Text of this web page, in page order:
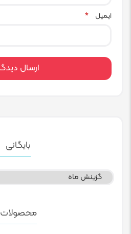
ایمیل *
بایگانی
بایگانی
محصولات